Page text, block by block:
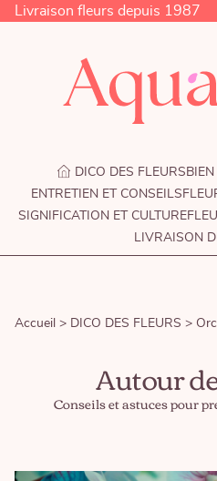
Livraison fleurs depuis 1987
DICO DES FLEURS
ENTRETIEN ET CONSEILS
SIGNIFICATION ET CULTURE
LIVRAISON
Accueil > DICO DES FLEURS >
Autour
Conseils et astuces pour